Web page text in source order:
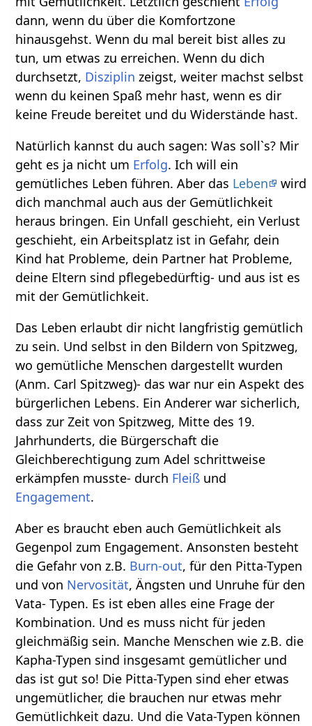
dann, wenn du über die Komfortzone
hinausgehst. Wenn du mal bereit bist alles zu
tun, um etwas zu erreichen. Wenn du dich
durchsetzt, Disziplin zeigst, weiter machst selbst
wenn du keinen Spaß mehr hast, wenn es dir
keine Freude bereitet und du Widerstände hast.
Natürlich kannst du auch sagen: Was soll`s? Mir
geht es ja nicht um Erfolg. Ich will ein
gemütliches Leben führen. Aber das Leben
wird
dich manchmal auch aus der Gemütlichkeit
heraus bringen. Ein Unfall geschieht, ein Verlust
geschieht, ein Arbeitsplatz ist in Gefahr, dein
Kind hat Probleme, dein Partner hat Probleme,
deine Eltern sind pflegebedürftig- und aus ist es
mit der Gemütlichkeit.
Das Leben erlaubt dir nicht langfristig gemütlich
zu sein. Und selbst in den Bildern von Spitzweg,
wo gemütliche Menschen dargestellt wurden
(Anm. Carl Spitzweg)- das war nur ein Aspekt des
bürgerlichen Lebens. Ein Anderer war sicherlich,
dass zur Zeit von Spitzweg, Mitte des 19.
Jahrhunderts, die Bürgerschaft die
Gleichberechtigung zum Adel schrittweise
erkämpfen musste- durch Fleiß und
Engagement.
Aber es braucht eben auch Gemütlichkeit als
Gegenpol zum Engagement. Ansonsten besteht
die Gefahr von z.B. Burn-out, für den Pitta-Typen
und von Nervosität, Ängsten und Unruhe für den
Vata- Typen. Es ist eben alles eine Frage der
Kombination. Und es muss nicht für jeden
gleichmäßig sein. Manche Menschen wie z.B. die
Kapha-Typen sind insgesamt gemütlicher und
das ist gut so! Die Pitta-Typen sind eher etwas
ungemütlicher, die brauchen nur etwas mehr
Gemütlichkeit dazu. Und die Vata-Typen können